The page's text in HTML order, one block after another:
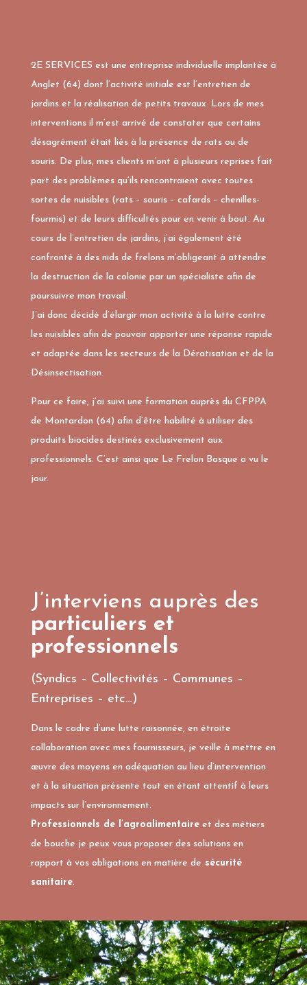
2E SERVICES est une entreprise individuelle implantée à
Anglet (64) dont l’activité initiale est l’entretien de
jardins et la réalisation de petits travaux. Lors de mes
interventions il m’est arrivé de constater que certains
désagrément était liés à la présence de rats ou de
souris. De plus, mes clients m’ont à plusieurs reprises fait
part des problèmes qu’ils rencontraient avec toutes
sortes de nuisibles (rats – souris – cafards – chenilles-
fourmis) et de leurs difficultés pour en venir à bout. Au
cours de l’entretien de jardins, j’ai également été
confronté à des nids de frelons m’obligeant à attendre
la destruction de la colonie par un spécialiste afin de
poursuivre mon travail.
J’ai donc décidé d’élargir mon activité à la lutte contre
les nuisibles afin de pouvoir apporter une réponse rapide
et adaptée dans les secteurs de la Dératisation et de la
Désinsectisation.
Pour ce faire, j’ai suivi une formation auprès du CFPPA
de Montardon (64) afin d’être habilité à utiliser des
produits biocides destinés exclusivement aux
professionnels. C’est ainsi que Le Frelon Basque a vu le
jour.
J’interviens auprès des
particuliers et
professionnels
(Syndics – Collectivités – Communes –
Entreprises – etc…)
Dans le cadre d’une lutte raisonnée, en étroite
collaboration avec mes fournisseurs, je veille à mettre en
œuvre des moyens en adéquation au lieu d’intervention
et à la situation présente tout en étant attentif à leurs
impacts sur l’environnement.
Professionnels de l’agroalimentaireet des métiers
de bouche je peux vous proposer des solutions en
rapport à vos obligations en matière de sécurité
sanitaire.